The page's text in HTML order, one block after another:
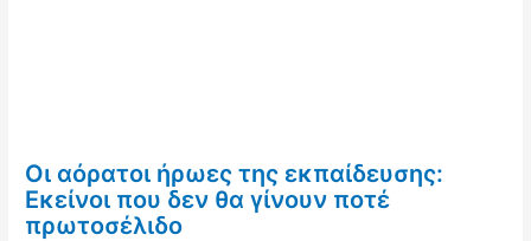
Οι αόρατοι ήρωες της εκπαίδευσης:
Εκείνοι που δεν θα γίνουν ποτέ
πρωτοσέλιδο